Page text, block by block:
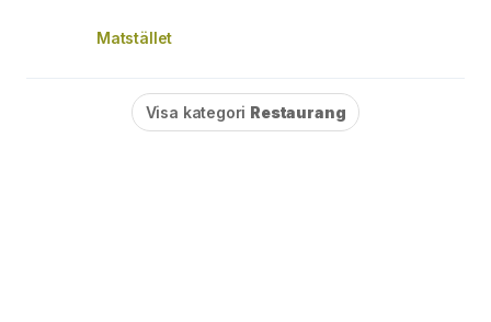
Matstället
Visa kategori Restaurang